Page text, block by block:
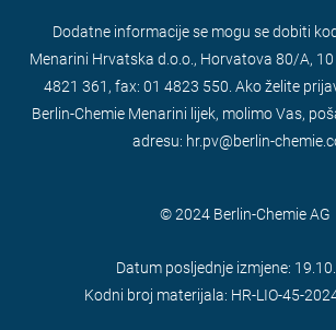
Dodatne informacije se mogu se dobiti
Menarini Hrvatska d.o.o., Horvatova 80/A, 10
4821 361, fax: 01 4823 550. Ako želite
Berlin-Chemie Menarini lijek, molimo Vas,
adresu: hr.pv@berlin-
© 2024 Berlin-Chemie AG
Datum posljednje izmjene:
Kodni broj materijala: HR-LIO-45-